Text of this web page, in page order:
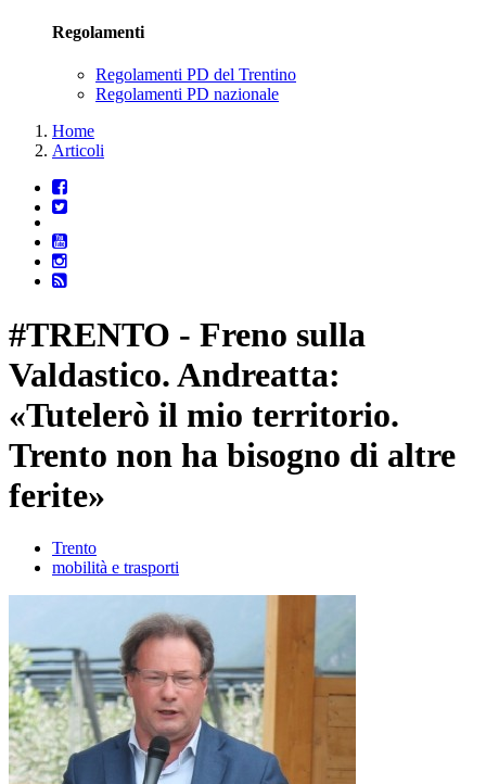
Regolamenti
Regolamenti PD del Trentino
Regolamenti PD nazionale
Home
Articoli
#TRENTO - Freno sulla
Valdastico. Andreatta:
«Tutelerò il mio territorio.
Trento non ha bisogno di altre
ferite»
Trento
mobilità e trasporti